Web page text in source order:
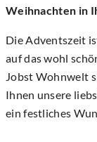
Weihnachten in
Die Adventszeit
auf das wohl
Jobst Wohnwelt
Ihnen unsere
ein festliches